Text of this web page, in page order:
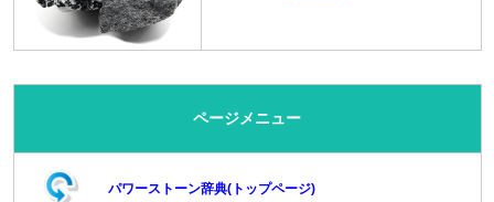
ページメニュー
パワーストーン辞典(トップページ)